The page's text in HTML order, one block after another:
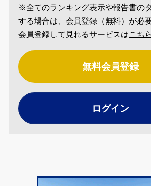
※全てのランキング表示や報告書の
する場合は、会員登録（無料）が必要
会員登録して見れるサービスはこちら
無料会員登録
ログイン